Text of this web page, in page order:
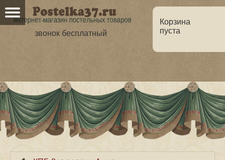
звонок бесплатный
Корзина
пуста
Главная О нас Каталог
Оптовикам
Статьи